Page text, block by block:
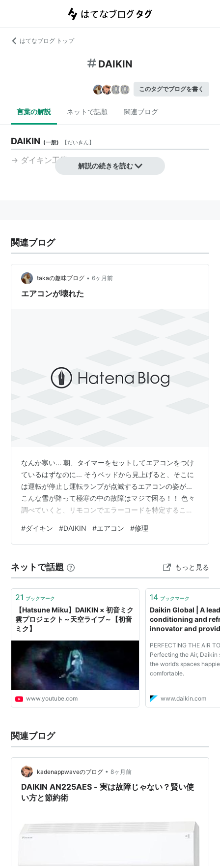
はてなブログ トップ
DAIKIN
このタグでブログを書く
言葉の解説 ネットで話題 関連ブログ
DAIKIN (一般) 【だいきん】
→ ダイキン工業
解説の続きを読む
関連ブログ
takaの趣味ブログ • 6ヶ月前
エアコンが壊れた
なんか寒い... 朝、タイマーをセットしてエアコンをつけ
ているはずなのに... そうベッドから見上げると、そこに
は運転が停止し運転ランプが点滅するエアコンの姿が...
こんな雪が降って極寒の中の故障はマジで困る！！ 色々
調べていくと、リモコンでエラーコードを特定すること
用しているリモコンはこちら。 普段はこのような画面で
すが 取消ボタンを5秒ほど長押しすると、エラーコード
いくと、 ピッ！と音が鳴りながらコードが変わっていき
ます。 ピーーーッという長めの音が鳴った時に表示され
ているのが原因の…
#ダイキン #DAIKIN #エアコン #修理
ネットで話題 もっと見る
21 ブックマーク
【Hatsune Miku】DAIKIN × 初音ミク
雲プロジェクト～天空ライブ～【初音
ミク】
www.youtube.com
14 ブックマーク
Daikin Global | A
conditioning and
innovator and
industrial
PERFECTING THE AIR
Perfecting the Air, Daikin
the world’s spaces
comfortable.
www.daikin.com
関連ブログ
kadenappwaveのブログ • 8ヶ月前
DAIKIN AN225AES - 実は故障じゃない？賢い使
い方と節約術